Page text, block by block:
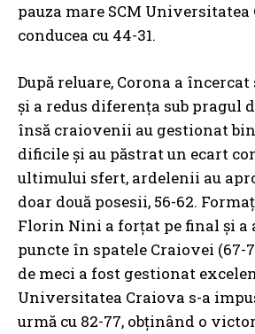
pauza mare SCM Universitatea
conducea cu 44-31.
După reluare, Corona a
și a redus diferența sub pragul
însă craiovenii au gestionat
dificile și au păstrat un ecart
ultimului sfert, ardelenii au
doar două posesii, 56-62.
Florin Nini a forțat pe final și a
puncte în spatele Craiovei (67-
de meci a fost gestionat
Universitatea Craiova s-a
urmă cu 82-77, obținând o